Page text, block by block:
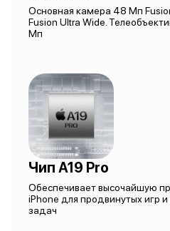
Основная камера 48 Мп
Fusion Ultra Wide.
Мп
Чип A19 Pro
Обеспечивает высочайшую
iPhone для продвинутых игр
задач